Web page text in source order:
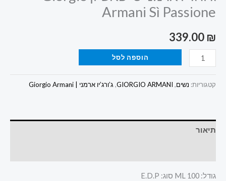
Armani Sì Passione
339.00 ₪
הוספה לסל
קטגוריות: נשים,
GIORGIO ARMANI
, ג’ורג’יו ארמני | Giorgio Armani
תיאור
גודל: 100 ML סוג: E.D.P